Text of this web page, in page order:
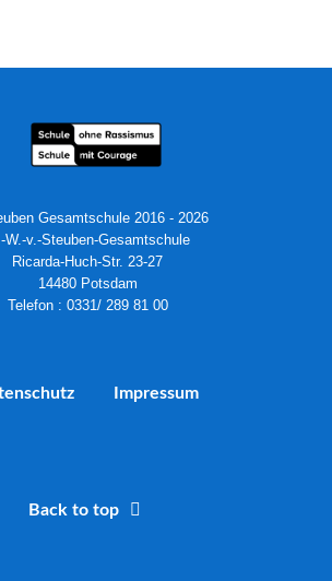
Gesamtschule 2016 - 2026
W.-v.-Steuben-Gesamtschule
Ricarda-Huch-Str. 23-27
14480 Potsdam
Telefon : 0331/ 289 81 00
Impressum
Back to top